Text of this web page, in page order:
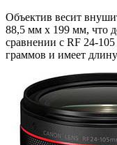
Объектив весит
88,5 мм x 199 мм, что
сравнении с RF 24-
граммов и имеет